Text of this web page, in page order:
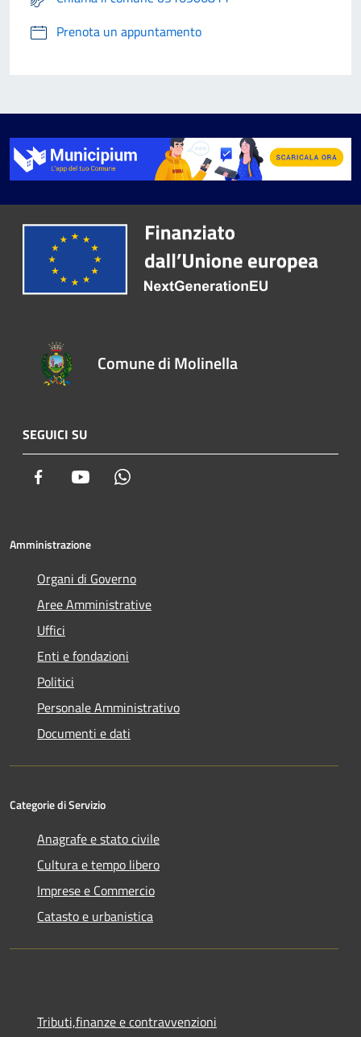
Prenota un appuntamento
Comune di Molinella
SEGUICI SU
Facebook Youtube
Amministrazione
Organi di Governo
Aree Amministrative
Uffici
Enti e fondazioni
Politici
Personale Amministrativo
Documenti e dati
Categorie di Servizio
Anagrafe e stato civile
Cultura e tempo libero
Imprese e Commercio
Catasto e urbanistica
Tributi,finanze e contravvenzioni